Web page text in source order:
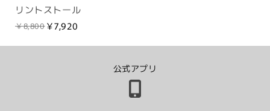
リントストール
￥8,800￥7,920
公式アプリ